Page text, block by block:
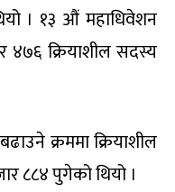
। १३ औं महाधिवेशन
४७६ क्रियाशील सदस्य
क्रममा क्रियाशील
८८४ पुगेको थियो ।